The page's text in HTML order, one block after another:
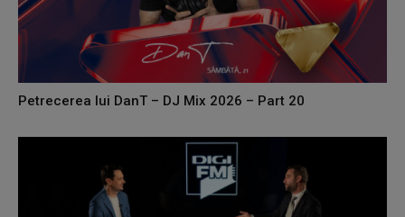
Petrecerea lui DanT – DJ Mix 2026 – Part 20